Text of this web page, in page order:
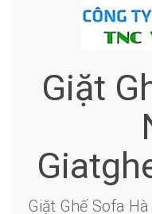
Giặt
Giặt Ghế Sofa